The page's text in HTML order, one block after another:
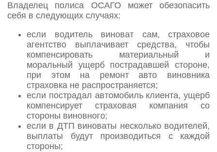
Владелец полиса ОСАГО может обезопасить
себя в следующих случаях:
если водитель виноват сам, страховое
агентство выплачивает средства, чтобы
компенсировать материальный и
моральный ущерб пострадавшей стороне,
при этом на ремонт авто виновника
страховка не распространяется;
если пострадал автомобиль клиента, ущерб
компенсирует страховая компания со
стороны виновного;
если в ДТП виноваты несколько водителей,
выплаты будут производиться с каждой
стороны;